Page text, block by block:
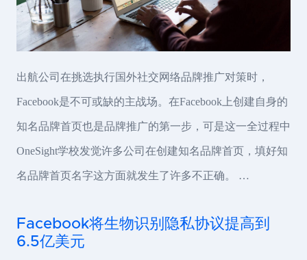
出航公司在挑选执行国外社交网络品牌推广对策时，
Facebook是不可或缺的主战场。在Facebook上创建自身的
知名品牌首页也是品牌推广的第一步，可是这一全过程中
OneSight学校发觉许多公司在创建知名品牌首页，填好知
名品牌首页名字这方面就发生了许多不正确。 …
Facebook将生物识别隐私协议提高到
6.5亿美元